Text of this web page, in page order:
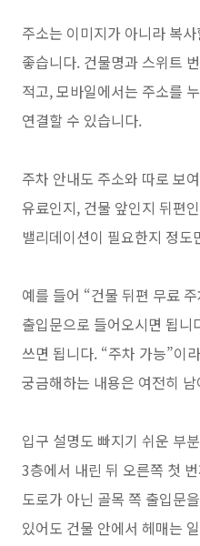
주소는 이미지가 아니라 복
좋습니다. 건물명과 스위트
적고, 모바일에서는 주소를
연결할 수 있습니다.
주차 안내도 주소와 따로 보
유료인지, 건물 앞인지 뒤편
밸리데이션이 필요한지 정도
예를 들어 “건물 뒤편 무료
출입문으로 들어오시면 됩
쓰면 됩니다. “주차 가능”이
궁금해하는 내용은 여전히
입구 설명도 빠지기 쉬운 부
3층에서 내린 뒤 오른쪽 첫
도로가 아닌 골목 쪽 출입문
있어도 건물 안에서 헤매는